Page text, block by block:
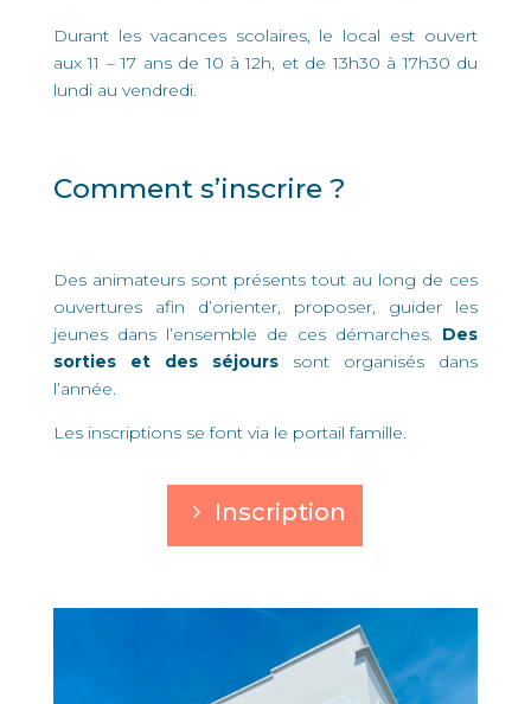
Durant les vacances scolaires, le local est ouvert
aux 11 – 17 ans de 10 à 12h, et de 13h30 à 17h30 du
lundi au vendredi.
Comment s’inscrire ?
Des animateurs sont présents tout au long de ces
ouvertures afin d’orienter, proposer, guider les
jeunes dans l’ensemble de ces démarches. Des
sorties et des séjours sont organisés dans
l’année.
Les inscriptions se font via le portail famille.
Inscription